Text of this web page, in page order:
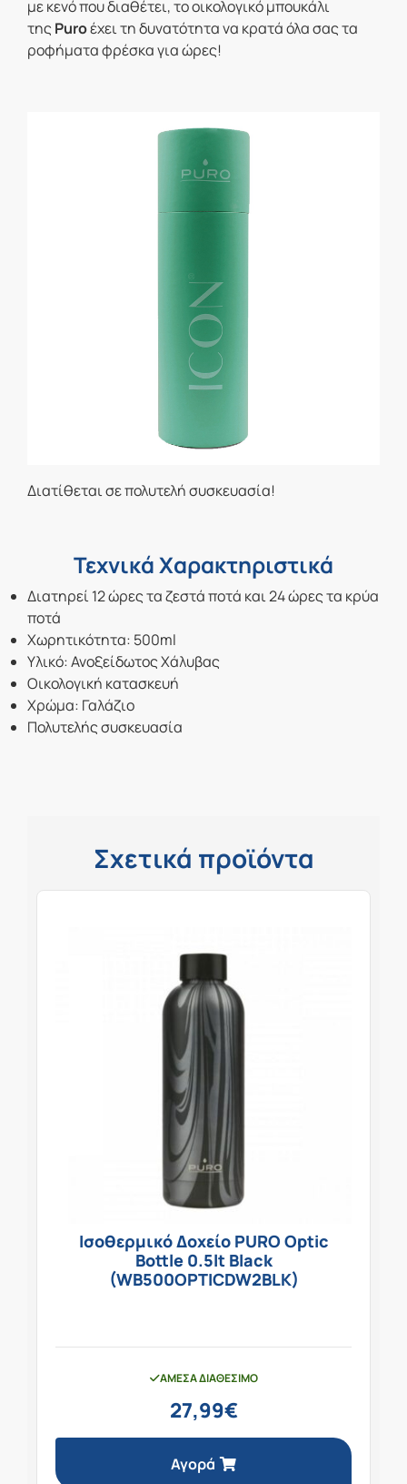
με κενό που διαθέτει, το οικολογικό μπουκάλι
τηςPuroέχει τη δυνατότητα να κρατά όλα σας τα
ροφήματα φρέσκα για ώρες!
Διατίθεται σε πολυτελή συσκευασία!
Τεχνικά Χαρακτηριστικά
Διατηρεί 12 ώρες τα ζεστά ποτά και 24 ώρες τα κρύα
ποτά
Χωρητικότητα: 500ml
Υλικό: Ανοξείδωτος Χάλυβας
Οικολογική κατασκευή
Χρώμα: Γαλάζιο
Πολυτελής συσκευασία
Σχετικά προϊόντα
Ισοθερμικό Δοχείο PURO Optic
Bottle 0.5lt Black
(WB500OPTICDW2BLK)
ΆΜΕΣΑ ΔΙΑΘΈΣΙΜΟ
27,99€
Αγορά